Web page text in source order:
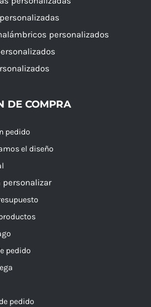
personalizados
DE COMPRA
pedido
el diseño
pedido
pedido